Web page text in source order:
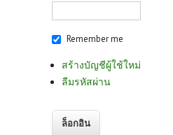
Remember me
สร้างบัญชีผู้ใช้ใหม่
ลืมรหัสผ่าน